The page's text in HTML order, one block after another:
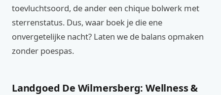
toevluchtsoord, de ander een chique bolwerk met
sterrenstatus. Dus, waar boek je die ene
onvergetelijke nacht? Laten we de balans opmaken
zonder poespas.
Landgoed De Wilmersberg: Wellness &